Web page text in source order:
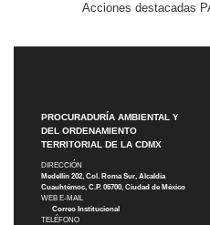
Acciones destacadas
PROCURADURÍA AMBIENTAL Y
DEL ORDENAMIENTO
TERRITORIAL DE LA CDMX
DIRECCIÓN
Medellín 202, Col. Roma Sur, Alcaldía
Cuauhtémoc, C.P. 06700, Ciudad de México
WEB E-MAIL
Correo Institucional
TELÉFONO